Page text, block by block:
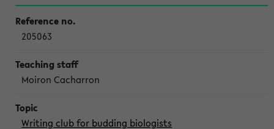
205063
Moiron Cacharron
Writing club for budding biologists